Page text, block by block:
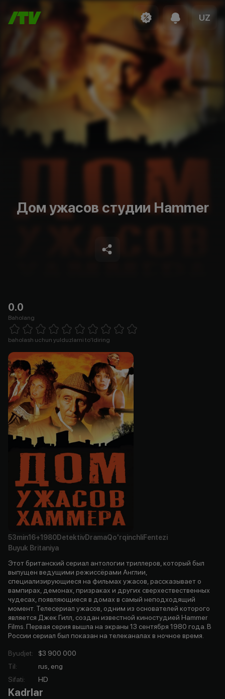
UZ
Дом ужасов студии Hammer
0.0
Baholang
1 Star 2 Stars 3 Stars 4 Stars5 Stars 6 Stars7 Stars8 Stars
baholash uchun yulduzlarni to'ldiring
53min16+1980DetektivDramaQo'rqinchliFentezi
Buyuk Britaniya
Этот британский сериал антологии триллеров, который был
выпущен ведущими режиссёрами Англии,
специализирующиеся на фильмах ужасов, рассказывает о
вампирах, демонах, призраках и других сверхествественных
чудесах, появляющиеся в домах в самый неподходящий
момент. Телесериал ужасов, одним из основателей которого
является Джек Гилл, создан известной киностудией Hammer
Films. Первая серия вышла на экраны 13 сентября 1980 года. В
России сериал был показан на телеканалах в ночное время.
Byudjet:
$3 900 000
Til:
rus, eng
Sifati: HD
Kadrlar